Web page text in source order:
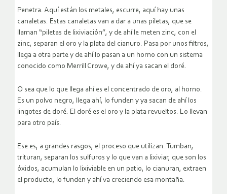
Penetra. Aquí están los metales, escurre, aquí hay unas
canaletas. Estas canaletas van a dar a unas piletas, que se
llaman “piletas de lixiviación”, y de ahí le meten zinc, con el
zinc, separan el oro y la plata del cianuro. Pasa por unos filtros,
llega a otra parte y de ahí lo pasan a un horno con un sistema
conocido como Merrill Crowe, y de ahí ya sacan el doré.
O sea que lo que llega ahí es el concentrado de oro, al horno.
Es un polvo negro, llega ahí, lo funden y ya sacan de ahí los
lingotes de doré. El doré es el oro y la plata revueltos. Lo llevan
para otro país.
Ese es, a grandes rasgos, el proceso que utilizan: Tumban,
trituran, separan los sulfuros y lo que van a lixiviar, que son los
óxidos, acumulan lo lixiviable en un patio, lo cianuran, extraen
el producto, lo funden y ahí va creciendo esa montaña.